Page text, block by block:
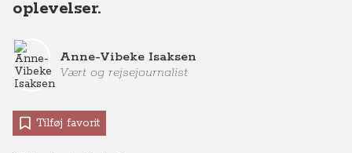
oplevelser.
Anne-Vibeke Isaksen
Vært og rejsejournalist
Tilføj favorit